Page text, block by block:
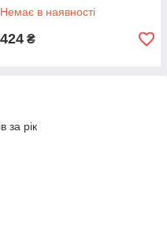
Немає в наявності
424 ₴
за рік